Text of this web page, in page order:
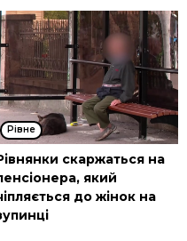
Рівне
скаржаться на
який
до жінок на